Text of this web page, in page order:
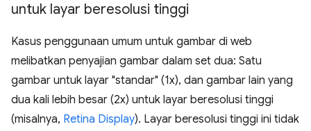
untuk layar beresolusi tinggi
Kasus penggunaan umum untuk gambar di web
melibatkan penyajian gambar dalam set dua: Satu
gambar untuk layar "standar" (1x), dan gambar lain yang
dua kali lebih besar (2x) untuk layar beresolusi tinggi
(misalnya, Retina Display). Layar beresolusi tinggi ini tidak